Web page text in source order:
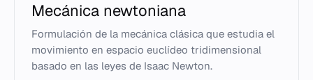
Mecánica newtoniana
Formulación de la mecánica clásica que estudia el
movimiento en espacio euclídeo tridimensional
basado en las leyes de Isaac Newton.